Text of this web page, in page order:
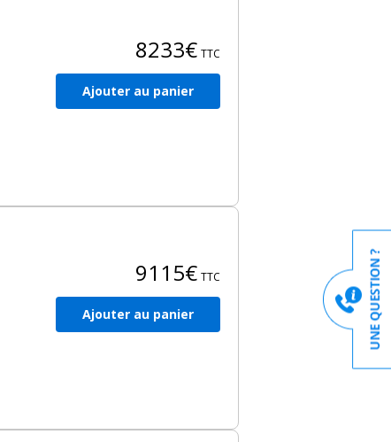
8233€ TTC
Ajouter au panier
9115€ TTC
Ajouter au panier